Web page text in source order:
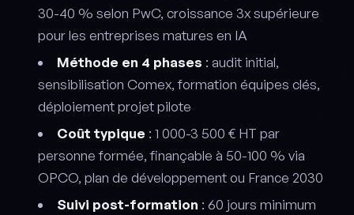
30-40 % selon PwC, croissance 3x supérieure
pour les entreprises matures en IA
Méthode en 4 phases : audit initial,
sensibilisation Comex, formation équipes clés,
déploiement projet pilote
Coût typique : 1 000-3 500 € HT par
personne formée, finançable à 50-100 % via
OPCO, plan de développement ou France 2030
Suivi post-formation : 60 jours minimum